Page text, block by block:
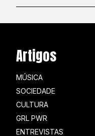
Artigos
MÚSICA
SOCIEDADE
CULTURA
GRL PWR
ENTREVISTAS